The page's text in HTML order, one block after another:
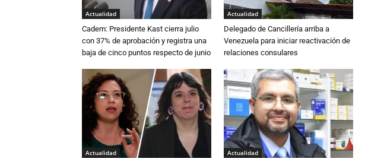
Actualidad
Cadem: Presidente Kast cierra julio
con 37% de aprobación y registra una
baja de cinco puntos respecto de junio
Actualidad
Delegado de Cancillería arriba a
Venezuela para iniciar reactivación de
relaciones consulares
Actualidad Actualidad